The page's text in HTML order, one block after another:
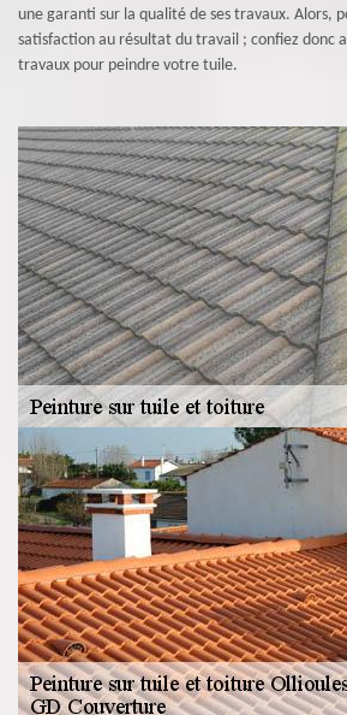
une garanti sur la qualité de ses travaux. Alors,
satisfaction au résultat du travail ; confiez donc
travaux pour peindre votre tuile.